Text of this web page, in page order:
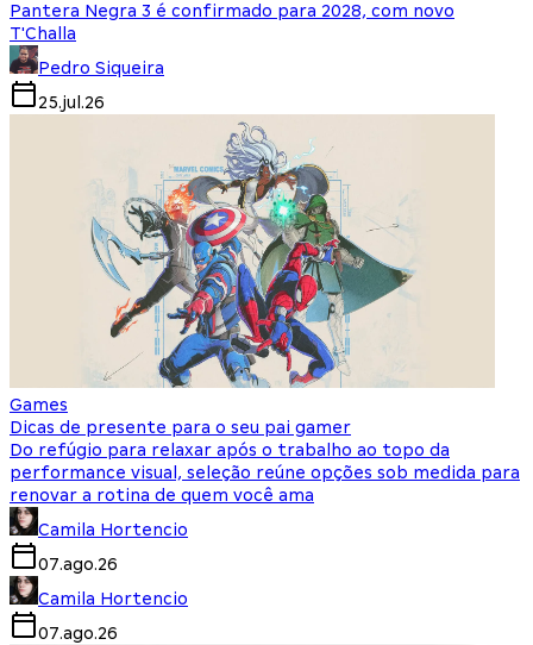
Pantera Negra 3 é confirmado para 2028, com novo
T'Challa
Pedro Siqueira
25.jul.26
Games
Dicas de presente para o seu pai gamer
Do refúgio para relaxar após o trabalho ao topo da
performance visual, seleção reúne opções sob medida para
renovar a rotina de quem você ama
Camila Hortencio
07.ago.26
Camila Hortencio
07.ago.26